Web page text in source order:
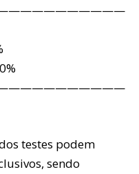
testes podem
sendo